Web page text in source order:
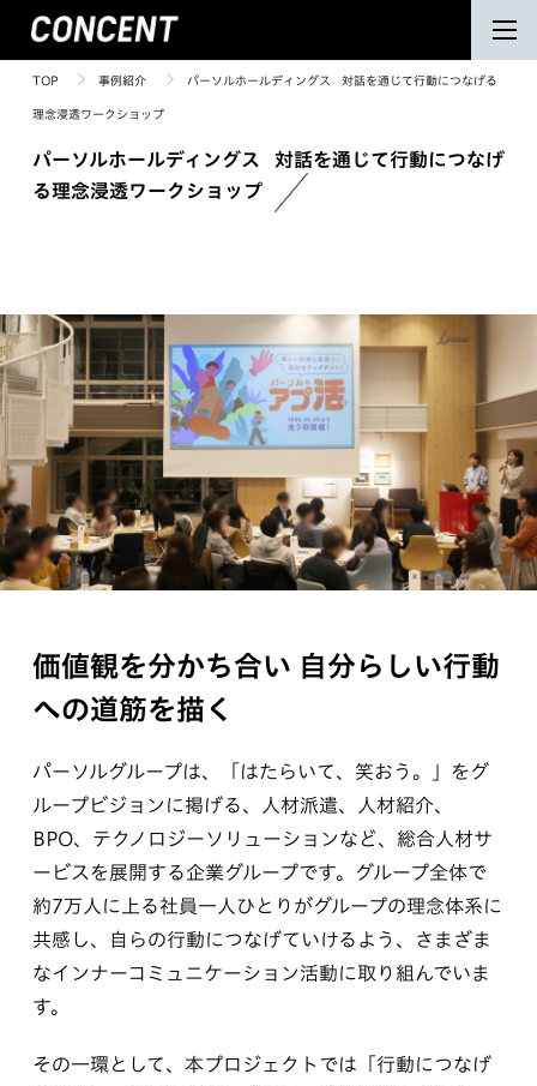
TOP 事例紹介 パーソルホールディングス 対話を通じて行動につなげる
理念浸透ワークショップ
パーソルホールディングス 対話を通じて行動につなげ
る理念浸透ワークショップ
価値観を分かち合い 自分らしい行動
への道筋を描く
パーソルグループは、「はたらいて、笑おう。」をグ
ループビジョンに掲げる、人材派遣、人材紹介、
BPO、テクノロジーソリューションなど、総合人材サ
ービスを展開する企業グループです。グループ全体で
約7万人に上る社員一人ひとりがグループの理念体系に
共感し、自らの行動につなげていけるよう、さまざま
なインナーコミュニケーション活動に取り組んでいま
す。
その一環として、本プロジェクトでは「行動につなげ